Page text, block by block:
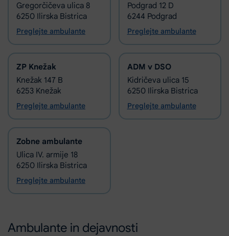
Gregorčičeva ulica 8
6250 Ilirska Bistrica
Preglejte ambulante
Podgrad 12 D
6244 Podgrad
Preglejte ambulante
ZP Knežak
Knežak 147 B
6253 Knežak
Preglejte ambulante
ADM v DSO
Kidričeva ulica 15
6250 Ilirska Bistrica
Preglejte ambulante
Zobne ambulante
Ulica IV. armije 18
6250 Ilirska Bistrica
Preglejte ambulante
Ambulante in dejavnosti